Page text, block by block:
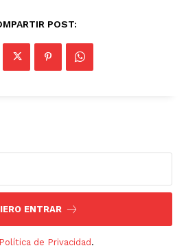
POST:
ENTRAR
Política de Privacidad.